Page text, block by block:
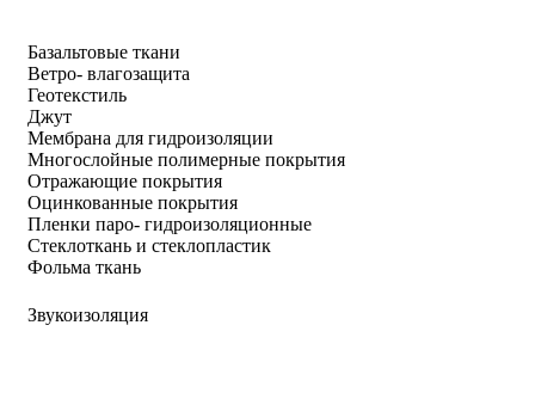
Базальтовые ткани
Ветро- влагозащита
Геотекстиль
Джут
Мембрана для гидроизоляции
Многослойные полимерные покрытия
Отражающие покрытия
Оцинкованные покрытия
Пленки паро- гидроизоляционные
Стеклоткань и стеклопластик
Фольма ткань
Звукоизоляция